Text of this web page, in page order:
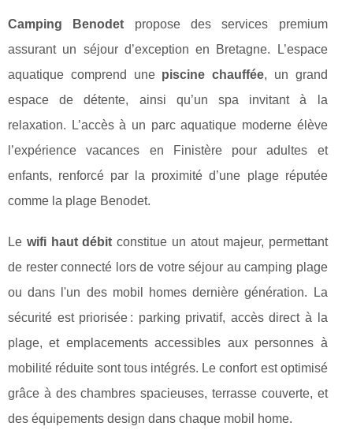
Camping Benodet propose des services premium
assurant un séjour d’exception en Bretagne. L’espace
aquatique comprend une piscine chauffée, un grand
espace de détente, ainsi qu’un spa invitant à la
relaxation. L’accès à un parc aquatique moderne élève
l’expérience vacances en Finistère pour adultes et
enfants, renforcé par la proximité d’une plage réputée
comme la plage Benodet.
Le wifi haut débit constitue un atout majeur, permettant
de rester connecté lors de votre séjour au camping plage
ou dans l'un des mobil homes dernière génération. La
sécurité est priorisée : parking privatif, accès direct à la
plage, et emplacements accessibles aux personnes à
mobilité réduite sont tous intégrés. Le confort est optimisé
grâce à des chambres spacieuses, terrasse couverte, et
des équipements design dans chaque mobil home.